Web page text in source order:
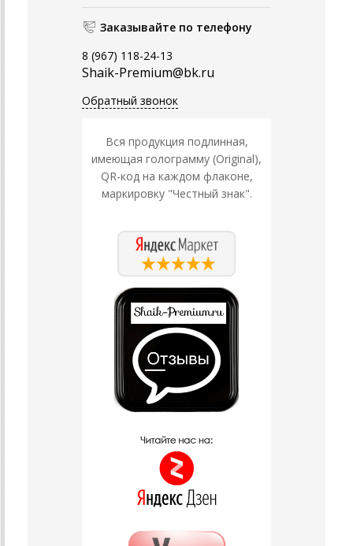
Заказывайте по телефону
8 (967) 118-24-13
Shaik-Premium@bk.ru
Обратный звонок
Вся продукция подлинная,
имеющая голограмму (Original),
QR-код на каждом флаконе,
маркировку "Честный знак".